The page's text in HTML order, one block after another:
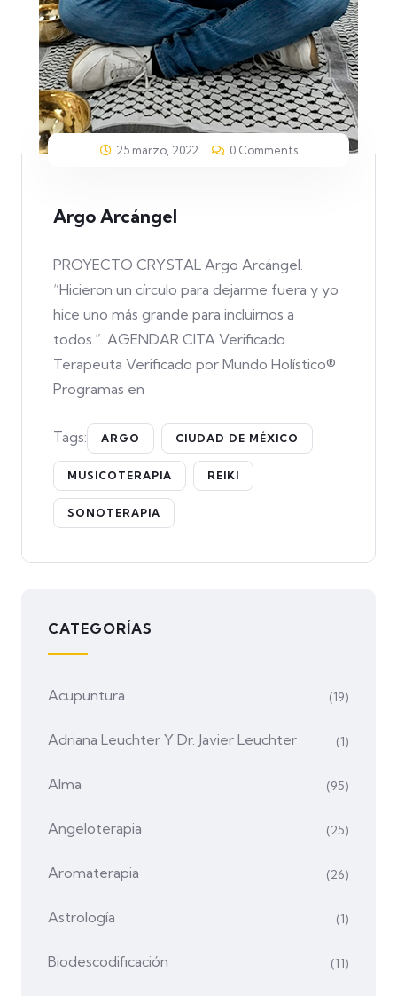
25 marzo, 2022 0 Comments
Argo Arcángel
PROYECTO CRYSTAL Argo Arcángel.
“Hicieron un círculo para dejarme fuera y yo
hice uno más grande para incluirnos a
todos.”. AGENDAR CITA Verificado
Terapeuta Verificado por Mundo Holístico®
Programas en
Tags: ARGO CIUDAD DE MÉXICO
MUSICOTERAPIA REIKI
SONOTERAPIA
CATEGORÍAS
Acupuntura (19)
Adriana Leuchter Y Dr. Javier Leuchter (1)
Alma (95)
Angeloterapia (25)
Aromaterapia (26)
Astrología (1)
Biodescodificación (11)